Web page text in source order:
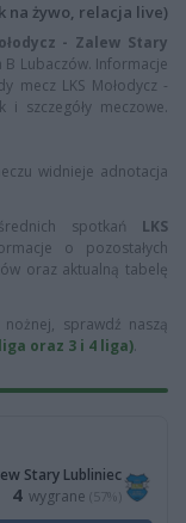
na żywo, relacja live)
- Zalew Stary
B Lubaczów. Informacje
mecz LKS Mołodycz -
szczegóły meczowe.
widnieje adnotacja
spotkań LKS
o pozostałych
oraz aktualną tabelę
nożnej, sprawdź naszą
oraz 3 i 4 liga).
Stary Lubliniec
4 wygrane (57%)